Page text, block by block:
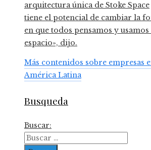
arquitectura única de Stoke Space
tiene el potencial de cambiar la
en que todos pensamos y usamos
espacio», dijo.
Más contenidos sobre empresas
América Latina
Busqueda
Buscar: